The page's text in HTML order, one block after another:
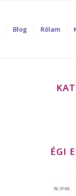
Blog Rólam
ÉGI